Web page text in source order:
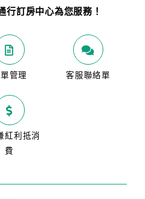
訂房中心為您服務！
管理 客服聯絡單
紅利抵消
費